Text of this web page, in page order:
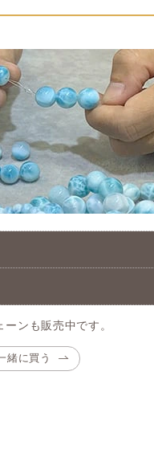
ンも販売中です。
緒に買う